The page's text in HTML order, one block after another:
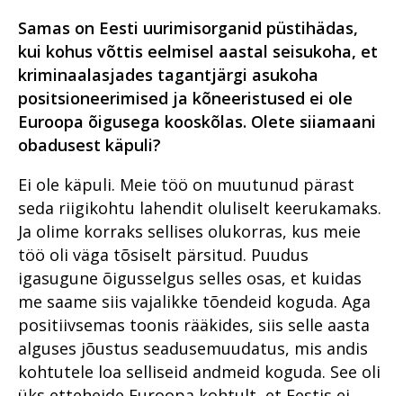
Samas on Eesti uurimisorganid püstihädas,
kui kohus võttis eelmisel aastal seisukoha, et
kriminaalasjades tagantjärgi asukoha
positsioneerimised ja kõneeristused ei ole
Euroopa õigusega kooskõlas. Olete siiamaani
obadusest käpuli?
Ei ole käpuli. Meie töö on muutunud pärast
seda riigikohtu lahendit oluliselt keerukamaks.
Ja olime korraks sellises olukorras, kus meie
töö oli väga tõsiselt pärsitud. Puudus
igasugune õigusselgus selles osas, et kuidas
me saame siis vajalikke tõendeid koguda. Aga
positiivsemas toonis rääkides, siis selle aasta
alguses jõustus seadusemuudatus, mis andis
kohtutele loa selliseid andmeid koguda. See oli